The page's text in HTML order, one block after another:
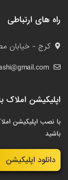
راه های ارتباطی
کرج - خیابان
اپلیکیشن املاک
با نصب اپلیکیشن
باشید
دانلود اپلیکیشن